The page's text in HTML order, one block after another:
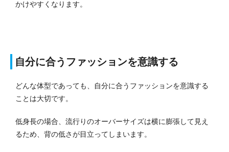
かけやすくなります。
自分に合うファッションを意識する
どんな体型であっても、自分に合うファッションを意識する
ことは大切です。
低身長の場合、流行りのオーバーサイズは横に膨張して見え
るため、背の低さが目立ってしまいます。